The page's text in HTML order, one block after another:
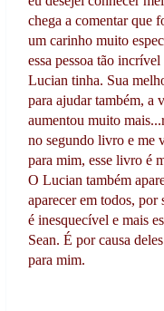
chega a comentar que
um carinho muito
essa pessoa tão
Lucian tinha. Sua
para ajudar também, a
aumentou muito
no segundo livro e me
para mim, esse livro é
O Lucian também
aparecer em todos, por
é inesquecível e mais
Sean. É por causa
para mim.